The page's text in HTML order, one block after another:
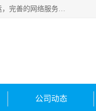
武汉本泰航空服务有限公司，专业服务航空托运普通包裹，信件资料，食品，服装，快消品等运输的专线空运，完善的网络服务确保为客户提供准确、*、安全的“门对门”服务，本着“诚信为本、精诚合作”的服务宗旨.“以安全运输为保障，以运价合理要求市场”的经营理念。武汉机场货运、武汉航空物流、武汉空运、武汉天河国际机场东方、南方、国际航空、机场空运业务覆盖国内二三线机场城市，如：武汉-敦煌、武汉-柳州等
公司动态